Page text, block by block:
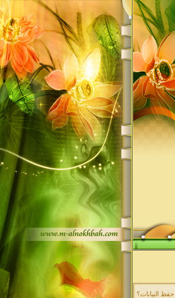
حفظ البيانات؟